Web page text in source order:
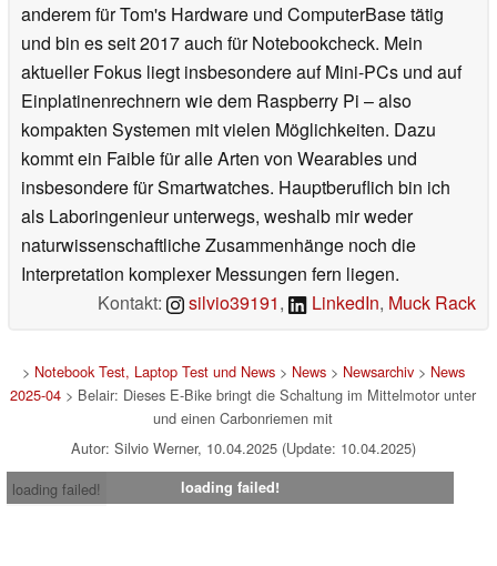
anderem für Tom's Hardware und ComputerBase tätig
und bin es seit 2017 auch für Notebookcheck. Mein
aktueller Fokus liegt insbesondere auf Mini-PCs und auf
Einplatinenrechnern wie dem Raspberry Pi – also
kompakten Systemen mit vielen Möglichkeiten. Dazu
kommt ein Faible für alle Arten von Wearables und
insbesondere für Smartwatches. Hauptberuflich bin ich
als Laboringenieur unterwegs, weshalb mir weder
naturwissenschaftliche Zusammenhänge noch die
Interpretation komplexer Messungen fern liegen.
Kontakt:
silvio39191, LinkedIn, Muck Rack
> Notebook Test, Laptop Test und News> News> Newsarchiv> News
2025-04 > Belair: Dieses E-Bike bringt die Schaltung im Mittelmotor unter
und einen Carbonriemen mit
Autor: Silvio Werner, 10.04.2025 (Update: 10.04.2025)
loading failed!
loading failed!